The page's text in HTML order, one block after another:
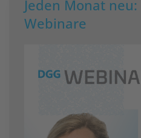
Jeden Monat neu:
Webinare